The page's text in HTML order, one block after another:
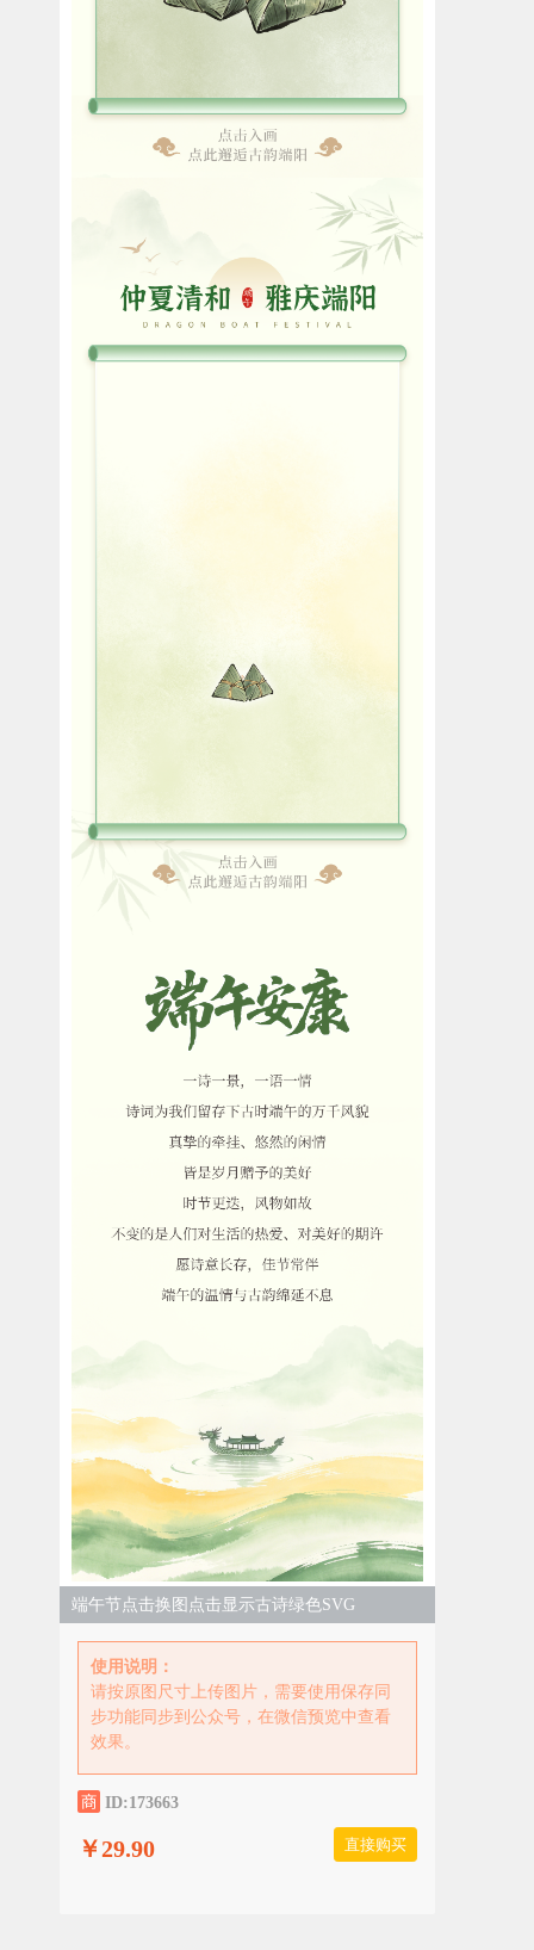
端午节点击换图点击显示古诗绿色SVG
使用说明：
请按原图尺寸上传图片，需要使用保存同
步功能同步到公众号，在微信预览中查看
效果。
ID:173663
直接购买
￥29.90